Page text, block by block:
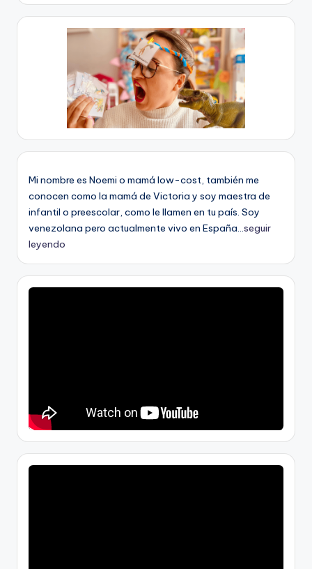
Mi nombre es Noemi o mamá low-cost, también me
conocen como la mamá de Victoria y soy maestra de
infantil o preescolar, como le llamen en tu país. Soy
venezolana pero actualmente vivo en España... seguir
leyendo